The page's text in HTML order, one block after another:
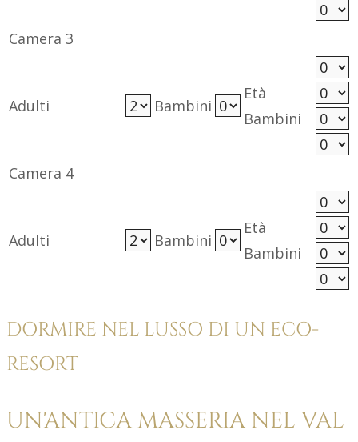
Camera 3
Adulti Bambini
Età
Bambini
Camera 4
Adulti Bambini
Età
Bambini
DORMIRE NEL LUSSO DI UN ECO-
RESORT
UN'ANTICA MASSERIA NEL VAL